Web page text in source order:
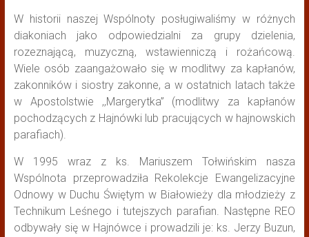
W historii naszej Wspólnoty posługiwaliśmy w różnych
diakoniach jako odpowiedzialni za grupy dzielenia,
rozeznającą, muzyczną, wstawienniczą i rożańcową.
Wiele osób zaangażowało się w modlitwy za kapłanów,
zakonników i siostry zakonne, a w ostatnich latach także
w Apostolstwie ,,Margerytka” (modlitwy za kapłanów
pochodzących z Hajnówki lub pracujących w hajnowskich
parafiach).
W 1995 wraz z ks. Mariuszem Tołwińskim nasza
Wspólnota przeprowadziła Rekolekcje Ewangelizacyjne
Odnowy w Duchu Świętym w Białowieży dla młodzieży z
Technikum Leśnego i tutejszych parafian. Następne REO
odbywały się w Hajnówce i prowadzili je: ks. Jerzy Buzun,